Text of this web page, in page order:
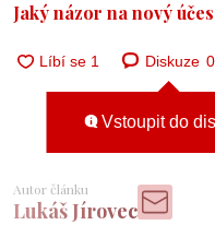
Jaký názor na nový
Diskuze 0
Vstoupit do
Autor článku
Lukáš Jírovec